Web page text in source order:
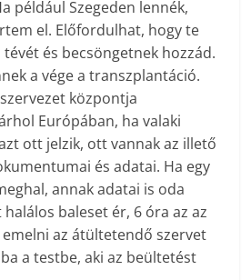
például Szegeden lennék,
el. Előfordulhat, hogy te
és becsöngetnek hozzád.
a vége a transzplantáció.
központja
Európában, ha valaki
ott jelzik, ott vannak az illető
és adatai. Ha egy
annak adatai is oda
baleset ér, 6 óra az az
az átültetendő szervet
a testbe, aki az beültetést